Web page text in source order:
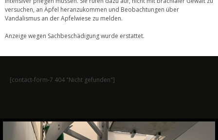
versuchen, an Äpfel heranzukommen und Beobachtungen über
Vandalismus an der Apfelwiese zu melden.
Anzeige wegen Sachbeschädigung wurde erstattet.
[contact-form-7 404 "Nicht gefunden"]